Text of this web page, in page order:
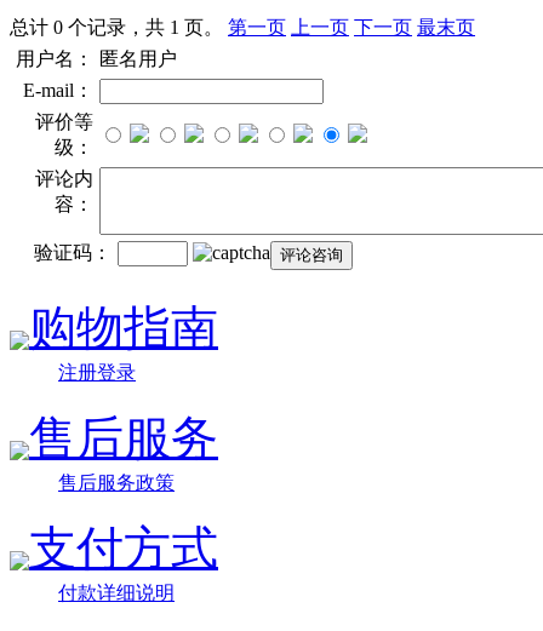
总计 0 个记录，共 1 页。 第一页 上一页 下一页 最末页
用户名：
匿名用户
E-mail：
评价等
级：
评论内
容：
验证码：
购物指南
注册登录
售后服务
售后服务政策
支付方式
付款详细说明